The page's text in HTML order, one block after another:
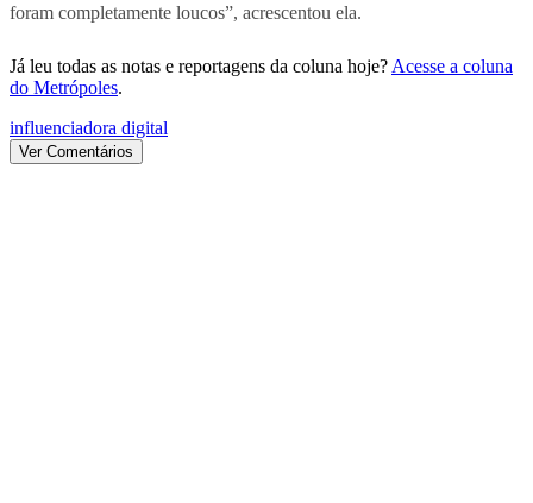
foram completamente loucos”, acrescentou ela.
Já leu todas as notas e reportagens da coluna hoje? Acesse a coluna
do Metrópoles.
influenciadora digital
Ver Comentários